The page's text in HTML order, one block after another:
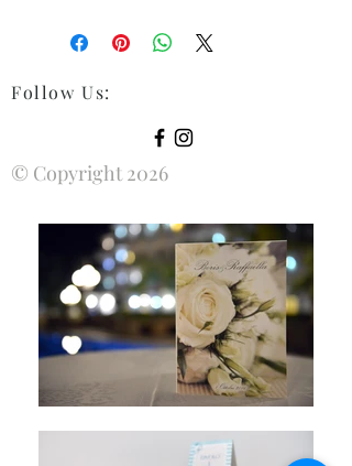
Follow Us:
© Copyright 2026